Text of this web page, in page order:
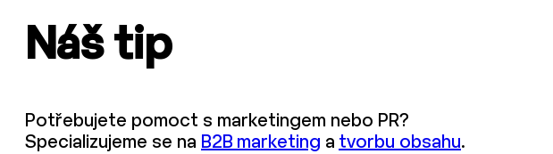
Náš tip
Potřebujete pomoct s marketingem nebo PR?
Specializujeme se na B2B marketing a tvorbu obsahu.